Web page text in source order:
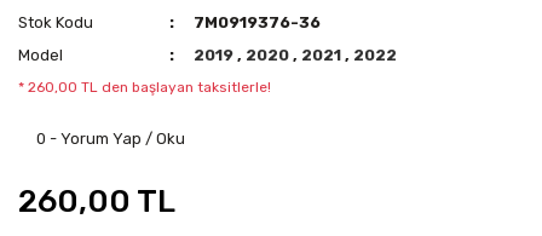
Stok Kodu
7M0919376-36
Model
2019, 2020, 2021, 2022
* 260,00 TL den başlayan taksitlerle!
0 - Yorum Yap / Oku
260,00 TL